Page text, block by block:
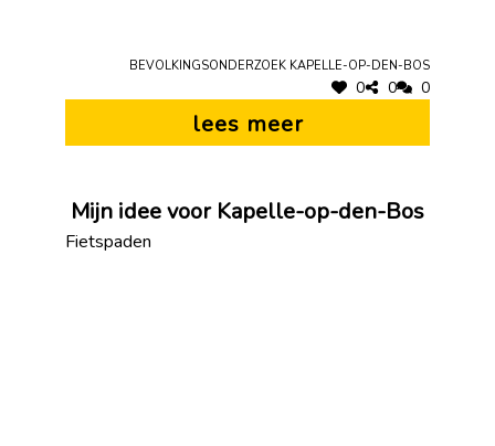
Bevolkingsonderzoek Kapelle-op-den-Bos
0 0 0
lees meer
Mijn idee voor Kapelle-op-den-Bos
Fietspaden